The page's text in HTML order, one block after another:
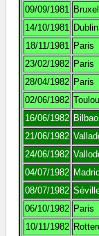
09/09/1981
14/10/1981 Dublin
18/11/1981 Paris
23/02/1982 Paris
28/04/1982 Paris
02/06/1982
16/06/1982 Bilbao
21/06/1982
24/06/1982
04/07/1982
08/07/1982
06/10/1982 Paris
10/11/1982